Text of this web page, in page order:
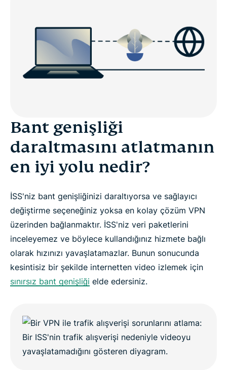
Bant genişliği
daraltmasını atlatmanın
en iyi yolu nedir?
İSS'niz bant genişliğinizi daraltıyorsa ve sağlayıcı
değiştirme seçeneğiniz yoksa en kolay çözüm VPN
üzerinden bağlanmaktır. İSS'niz veri paketlerini
inceleyemez ve böylece kullandığınız hizmete bağlı
olarak hızınızı yavaşlatamazlar. Bunun sonucunda
kesintisiz bir şekilde internetten video izlemek için
sınırsız bant genişliği elde edersiniz.